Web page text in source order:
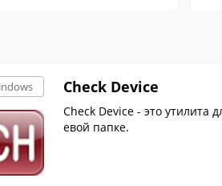
Check Device
Check Device - это утилита
евой папке.